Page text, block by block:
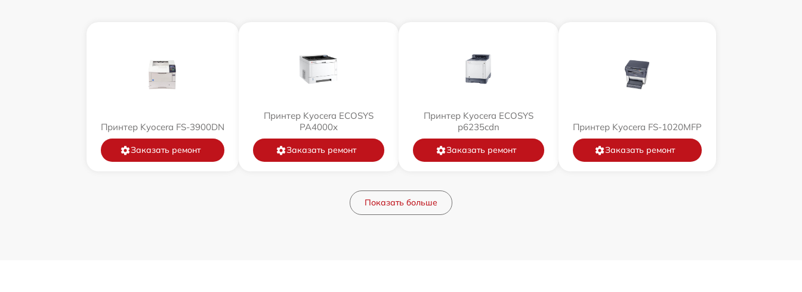
Принтер Kyocera FS-3900DN
Заказать ремонт
Принтер Kyocera ECOSYS
PA4000x
Заказать ремонт
Принтер Kyocera ECOSYS
p6235cdn
Заказать ремонт
Принтер Kyocera FS-1020MFP
Заказать ремонт
Показать больше